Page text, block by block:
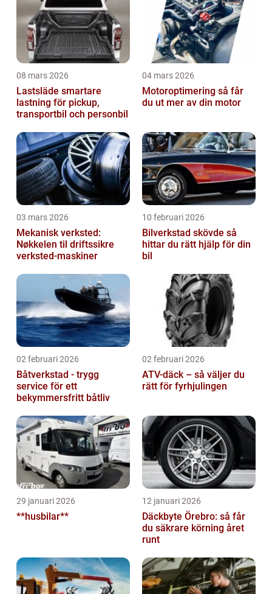
08 mars 2026
Lastsläde smartare
lastning för pickup,
transportbil och personbil
04 mars 2026
Motoroptimering så får
du ut mer av din motor
03 mars 2026
Mekanisk verksted:
Nøkkelen til driftssikre
verksted-maskiner
10 februari 2026
Bilverkstad skövde så
hittar du rätt hjälp för din
bil
02 februari 2026
Båtverkstad - trygg
service för ett
bekymmersfritt båtliv
02 februari 2026
ATV-däck – så väljer du
rätt för fyrhjulingen
29 januari 2026
**husbilar**
12 januari 2026
Däckbyte Örebro: så får
du säkrare körning året
runt